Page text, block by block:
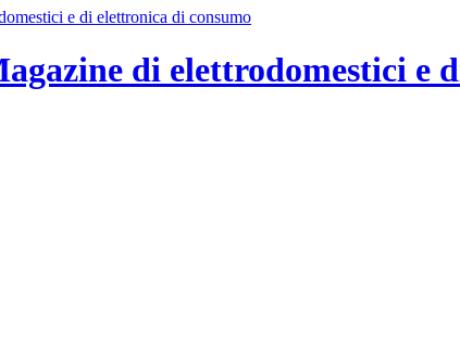
di elettrodomestici e